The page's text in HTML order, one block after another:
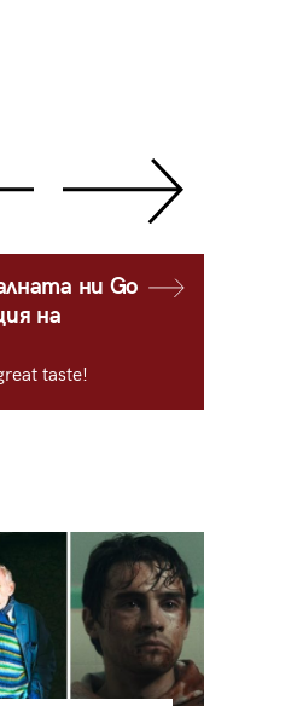
ни Go
на
taste!